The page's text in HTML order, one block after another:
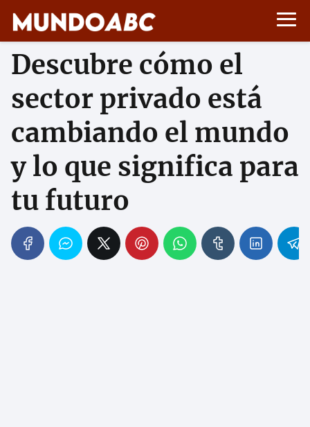
Descubre cómo el
sector privado está
cambiando el mundo
y lo que significa para
tu futuro